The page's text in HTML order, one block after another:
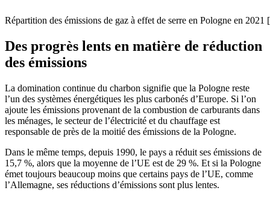
Répartition des émissions de gaz à effet de serre en Pologne en
Des progrès lents en matière de réduction
des émissions
La domination continue du charbon signifie que la Pologne reste
l’un des systèmes énergétiques les plus carbonés d’Europe. Si l’on
ajoute les émissions provenant de la combustion de carburants dans
les ménages, le secteur de l’électricité et du chauffage est
responsable de près de la moitié des émissions de la Pologne.
Dans le même temps, depuis 1990, le pays a réduit ses émissions de
15,7 %, alors que la moyenne de l’UE est de 29 %. Et si la Pologne
émet toujours beaucoup moins que certains pays de l’UE, comme
l’Allemagne, ses réductions d’émissions sont plus lentes.